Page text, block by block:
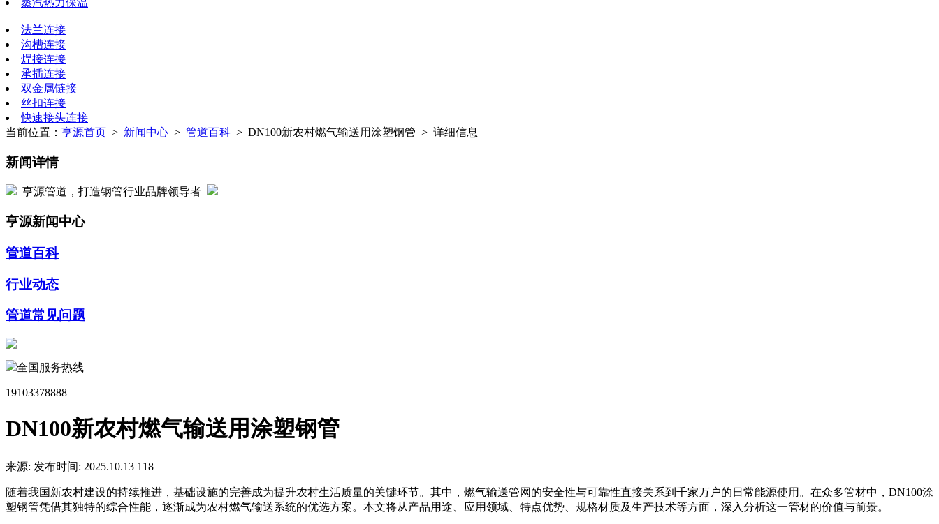
蒸汽热力保温
法兰连接
沟槽连接
焊接连接
承插连接
双金属链接
丝扣连接
快速接头连接
当前位置： 亨源首页 > 新闻中心 > 管道百科 > DN100新农村燃气输送用涂塑钢管 > 详细信息
新闻详情
亨源管道，打造钢管行业品牌领导者
亨源新闻中心
管道百科
行业动态
管道常见问题
全国服务热线
19103378888
DN100新农村燃气输送用涂塑钢管
来源: 发布时间: 2025.10.13 118
随着我国新农村建设的持续推进，基础设施的完善成为提升农村生活质量的关键环节。其中，燃气输送管网的安全性与可靠性直接关系到千家万户的日常能源使用。在众多管材中，DN100涂
塑钢管凭借其独特的综合性能，逐渐成为农村燃气输送系统的优选方案。本文将从产品用途、应用领域、特点优势、规格材质及生产技术等方面，深入分析这一管材的价值与前景。